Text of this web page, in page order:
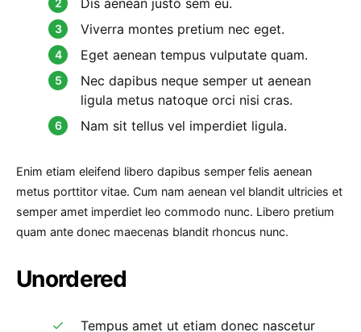
Dis aenean justo sem eu.
Viverra montes pretium nec eget.
Eget aenean tempus vulputate quam.
Nec dapibus neque semper ut aenean
ligula metus natoque orci nisi cras.
Nam sit tellus vel imperdiet ligula.
Enim etiam eleifend libero dapibus semper felis aenean
metus porttitor vitae. Cum nam aenean vel blandit ultricies et
semper amet imperdiet leo commodo nunc. Libero pretium
quam ante donec maecenas blandit rhoncus nunc.
Unordered
Tempus amet ut etiam donec nascetur